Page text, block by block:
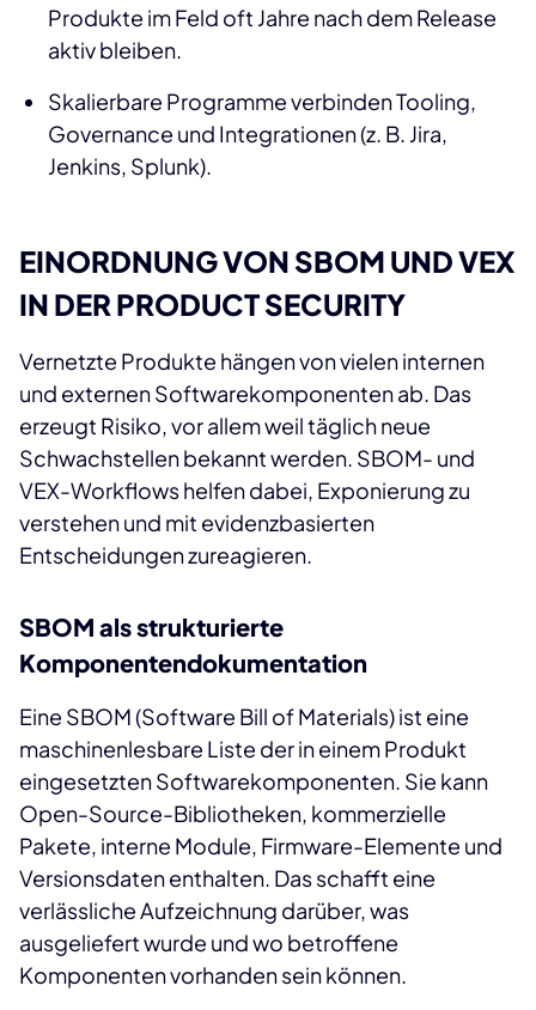
Produkte im Feld oft Jahre nach dem Release
aktiv bleiben.
Skalierbare Programme verbinden Tooling,
Governance und Integrationen (z. B. Jira,
Jenkins, Splunk).
EINORDNUNG VON SBOM UND VEX
IN DER PRODUCT SECURITY
Vernetzte Produkte hängen von vielen internen
und externen Softwarekomponenten ab. Das
erzeugt Risiko, vor allem weil täglich neue
Schwachstellen bekannt werden. SBOM- und
VEX-Workflows helfen dabei, Exponierung zu
verstehen und mit evidenzbasierten
Entscheidungen zureagieren.
SBOM als strukturierte
Komponentendokumentation
Eine SBOM (Software Bill of Materials) ist eine
maschinenlesbare Liste der in einem Produkt
eingesetzten Softwarekomponenten. Sie kann
Open-Source-Bibliotheken, kommerzielle
Pakete, interne Module, Firmware-Elemente und
Versionsdaten enthalten. Das schafft eine
verlässliche Aufzeichnung darüber, was
ausgeliefert wurde und wo betroffene
Komponenten vorhanden sein können.